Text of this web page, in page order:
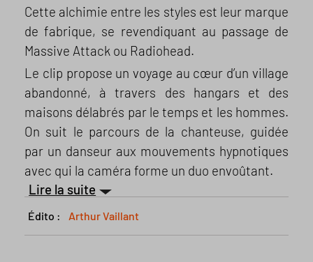
Cette alchimie entre les styles est leur marque
de fabrique, se revendiquant au passage de
Massive Attack ou Radiohead.
Le clip propose un voyage au cœur d’un village
abandonné, à travers des hangars et des
maisons délabrés par le temps et les hommes.
On suit le parcours de la chanteuse, guidée
par un danseur aux mouvements hypnotiques
avec qui la caméra forme un duo envoûtant.
Lire la suite
Édito : Arthur Vaillant